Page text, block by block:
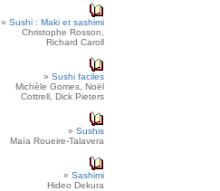
» Sushi : Maki et sashimi
Christophe Rosson,
Richard Caroll
» Sushi faciles
Michèle Gomes, Noël
Cottrell, Dick Pieters
» Sushis
Maïa Roueire-Talavera
» Sashimi
Hideo Dekura